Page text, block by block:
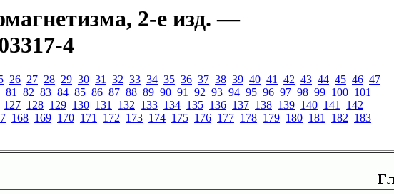
2-е изд. —
4
26 27 28 29 30 31 32 33 34 35 36 37 38 39 40 41 42 43 44 45 46 47
81 82 83 84 85 86 87 88 89 90 91 92 93 94 95 96 97 98 99 100 101
127 128 129 130 131 132 133 134 135 136 137 138 139 140 141 142
168 169 170 171 172 173 174 175 176 177 178 179 180 181 182 183